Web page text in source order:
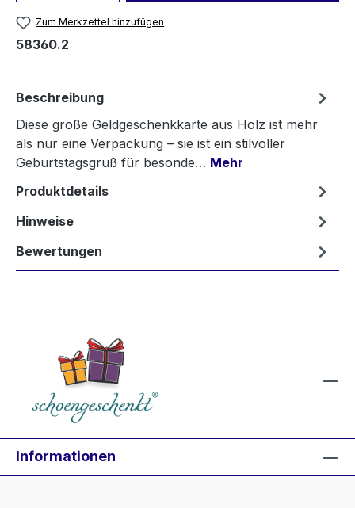
Zum Merkzettel hinzufügen
58360.2
Beschreibung
Diese große Geldgeschenkkarte aus Holz ist mehr
als nur eine Verpackung – sie ist ein stilvoller
Geburtstagsgruß für besonde… Mehr
Produktdetails
Hinweise
Bewertungen
Informationen